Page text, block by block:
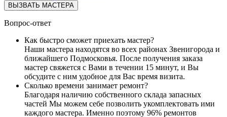
ВЫЗВАТЬ МАСТЕРА
Вопрос-ответ
Как быстро сможет приехать мастер?
Наши мастера находятся во всех районах Звенигорода и
ближайшего Подмосковья. После получения заказа
мастер свяжется с Вами в течении 15 минут, и Вы
обсудите с ним удобное для Вас время визита.
Сколько времени занимает ремонт?
Благодаря наличию собственного склада запасных
частей Мы можем себе позволить укомплектовать ими
каждого мастера. Именно поэтому 96% ремонтов